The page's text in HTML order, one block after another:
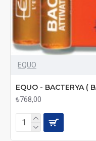
EQUO
EQUO - BACTERYA (
₺768,00